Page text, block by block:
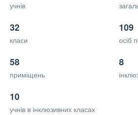
учнів
32
класи
109
осіб
58
приміщень
8
10
учнів в інклюзивних класах